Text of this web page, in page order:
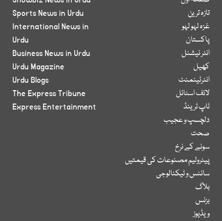
تازہ ترین
غزہ لہو لہو
پاکستان
انٹر نیشنل
کھیل
انٹرٹینمنٹ
لائف اسٹائل
ٹاپ ٹرینڈ
دلچسپ و عجیب
صحت
سونے کے نرخ
پیٹرولیم مصنوعات کی قیمتیں
سائنس و ٹیکنالوجی
بلاگ
بزنس
ویڈیوز
Sports News in Urdu
International News in
Urdu
Business News in Urdu
Urdu Magazine
Urdu Blogs
The Express Tribune
Express Entertainment